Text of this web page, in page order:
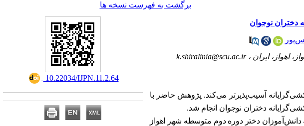
برگشت به فهرست نسخه ها
دختران نوجوان
اهواز، ایران ،k.shiralinia@scu.ac.ir
آسیب‌پذیرتر می‌کند‌. پژوهش حاضر با
دختران نوجوان انجام شد.
دختر دوره دوم متوسطه شهر اهواز
‎ 10.22034/IJPN.11.2.64